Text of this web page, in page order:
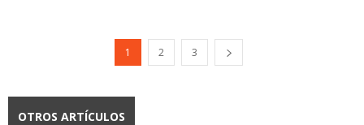
1 2 3
OTROS ARTÍCULOS